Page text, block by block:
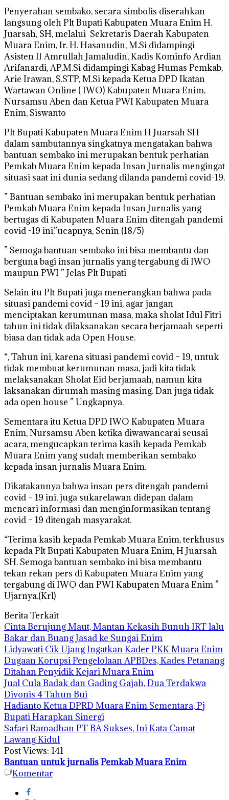
Penyerahan sembako, secara simbolis diserahkan
langsung oleh Plt Bupati Kabupaten Muara Enim H.
Juarsah, SH, melalui Sekretaris Daerah Kabupaten
Muara Enim, Ir. H. Hasanudin, M.Si didampingi
Asisten II Amrullah Jamaludin, Kadis Kominfo Ardian
Arifanardi, AP,M.Si didampingi Kabag Humas Pemkab,
Arie Irawan, S.STP, M.Si kepada Ketua DPD Ikatan
Wartawan Online ( IWO) Kabupaten Muara Enim,
Nursamsu Aben dan Ketua PWI Kabupaten Muara
Enim, Siswanto
Plt Bupati Kabupaten Muara Enim H Juarsah SH
dalam sambutannya singkatnya mengatakan bahwa
bantuan sembako ini merupakan bentuk perhatian
Pemkab Muara Enim kepada Insan Jurnalis mengingat
situasi saat ini dunia sedang dilanda pandemi covid-19.
” Bantuan sembako ini merupakan bentuk perhatian
Pemkab Muara Enim kepada Insan Jurnalis yang
bertugas di Kabupaten Muara Enim ditengah pandemi
covid -19 ini,”ucapnya, Senin (18/5)
” Semoga bantuan sembako ini bisa membantu dan
berguna bagi insan jurnalis yang tergabung di IWO
maupun PWI ” Jelas Plt Bupati
Selain itu Plt Bupati juga menerangkan bahwa pada
situasi pandemi covid – 19 ini, agar jangan
menciptakan kerumunan masa, maka sholat Idul Fitri
tahun ini tidak dilaksanakan secara berjamaah seperti
biasa dan tidak ada Open House.
“, Tahun ini, karena situasi pandemi covid – 19, untuk
tidak membuat kerumunan masa, jadi kita tidak
melaksanakan Sholat Eid berjamaah, namun kita
laksanakan dirumah masing masing. Dan juga tidak
ada open house ” Ungkapnya.
Sementara itu Ketua DPD IWO Kabupaten Muara
Enim, Nursamsu Aben ketika diwawancarai seusai
acara, mengucapkan terima kasih kepada Pemkab
Muara Enim yang sudah memberikan sembako
kepada insan jurnalis Muara Enim.
Dikatakannya bahwa insan pers ditengah pandemi
covid – 19 ini, juga sukarelawan didepan dalam
mencari informasi dan menginformasikan tentang
covid – 19 ditengah masyarakat.
“Terima kasih kepada Pemkab Muara Enim, terkhusus
kepada Plt Bupati Kabupaten Muara Enim, H Juarsah
SH. Semoga bantuan sembako ini bisa membantu
tekan rekan pers di Kabupaten Muara Enim yang
tergabung di IWO dan PWI Kabupaten Muara Enim ”
Ujarnya.(Krl)
Berita Terkait
Cinta Berujung Maut, Mantan Kekasih Bunuh IRT lalu
Bakar dan Buang Jasad ke Sungai Enim
Lidyawati Cik Ujang Ingatkan Kader PKK Muara Enim
Dugaan Korupsi Pengelolaan APBDes, Kades Petanang
Ditahan Penyidik Kejari Muara Enim
Jual Cula Badak dan Gading Gajah, Dua Terdakwa
Divonis 4 Tahun Bui
Hadianto Ketua DPRD Muara Enim Sementara, Pj
Bupati Harapkan Sinergi
Safari Ramadhan PT BA Sukses, Ini Kata Camat
Lawang Kidul
Post Views: 141
Bantuan untuk jurnalisPemkab Muara Enim
Komentar